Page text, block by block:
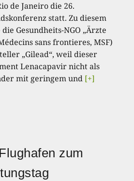
de Janeiro die 26.
statt. Zu diesem
Gesundheits-NGO „Ärzte
sans frontieres, MSF)
„Gilead“, weil dieser
Lenacapavir nicht als
mit geringem und [+]
zum